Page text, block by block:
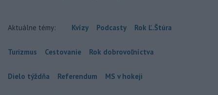
Aktuálne témy: Kvízy Podcasty Rok Ľ.Štúra
Turizmus Cestovanie Rok dobrovoľníctva
Dielo týždňa Referendum MS v hokeji